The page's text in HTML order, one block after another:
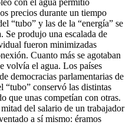
precios durante un tiempo
“tubo” y las de la “energía” se
Se produjo una escalada de
fueron minimizadas
Cuanto más se agotaban
volvía el agua. Los países
democracias parlamentarias de
“tubo” conservó las distintas
que unas competían con otras.
del salario de un trabajador
a sí mismo: éramos